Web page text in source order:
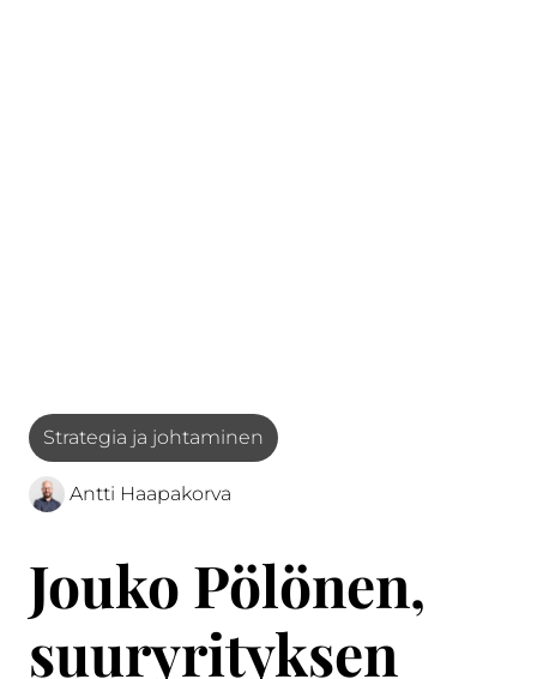
Strategia ja johtaminen
Antti Haapakorva
Jouko Pölönen,
suuryrityksen